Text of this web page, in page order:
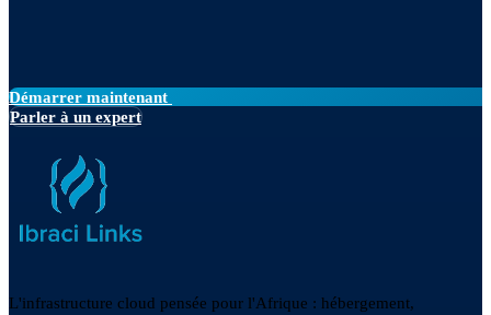
Démarrer maintenant
Parler à un expert
L'infrastructure cloud pensée pour l'Afrique : hébergement,